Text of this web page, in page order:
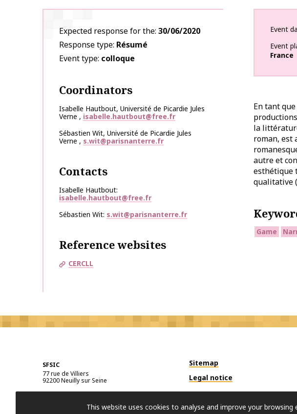
Expected response for the 30/06/2020
Response type Résumé
Event type colloque
Coordinators
Isabelle Hautbout, Université de Picardie Jules
Verne , isabelle.hautbout@free.fr
Sébastien Wit, Université de Picardie Jules
Verne , s.wit@parisnanterre.fr
Contacts
Isabelle Hautbout
isabelle.hautbout@free.fr
Sébastien Wit s.wit@parisnanterre.fr
Reference websites
CERCLL
Event
Event
France
En tant
la
roman, est
autre et
esthétique
qualitative
Game
SFSIC
77 rue de Villiers
92200Neuilly sur Seine
Sitemap
Legal notice
This website uses cookies to analyse and improve your